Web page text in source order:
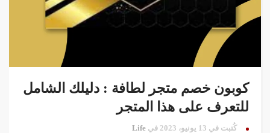
كوبون خصم متجر لطافة : دليلك الشامل
للتعرف على هذا المتجر
كُتبت في 13 يونيو، 2023 في Life